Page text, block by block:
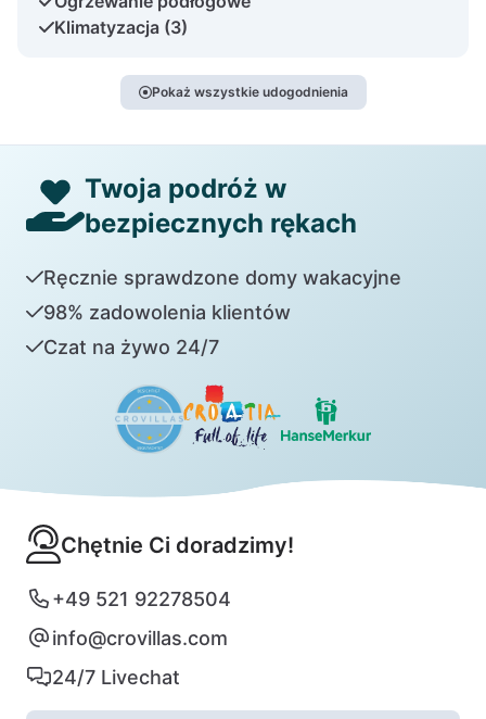
Klimatyzacja (3)
Pokaż wszystkie udogodnienia
Twoja podróż w
bezpiecznych rękach
Ręcznie sprawdzone domy wakacyjne
98% zadowolenia klientów
Czat na żywo 24/7
Chętnie Ci doradzimy!
+49 521 92278504
info@crovillas.com
24/7 Livechat